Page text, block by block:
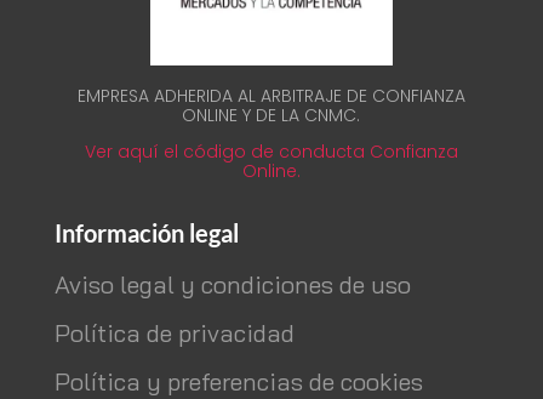
EMPRESA ADHERIDA AL ARBITRAJE DE CONFIANZA
ONLINE Y DE LA CNMC.
Ver aquí el código de conducta Confianza
Online.
Información legal
Aviso legal y condiciones de uso
Política de privacidad
Política y preferencias de cookies